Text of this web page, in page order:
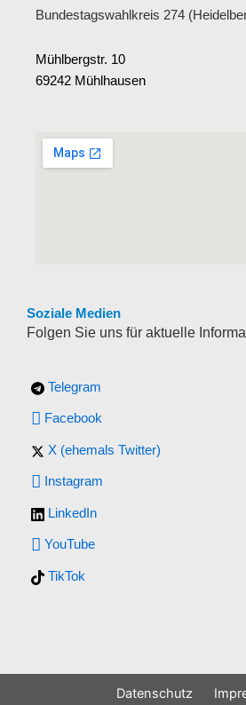
Bundestagswahlkreis 274
Mühlbergstr. 10
69242 Mühlhausen
Soziale Medien
Folgen Sie uns für aktuelle
Telegram
Facebook
X (ehemals Twitter)
Instagram
LinkedIn
YouTube
TikTok
Datenschutz